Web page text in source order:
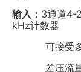
输入： 3通道4-
kHz计数器
可接受多
差压流量